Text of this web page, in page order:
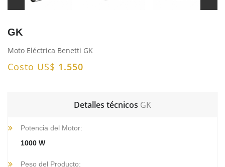
GK
Moto Eléctrica Benetti GK
Costo US$ 1.550
Detalles técnicos GK
Potencia del Motor:
1000 W
Peso del Producto: